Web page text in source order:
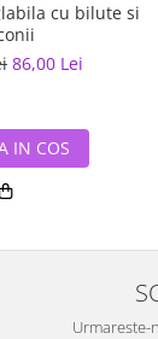
cu bilute si
86,00 Lei
IN COS
Urmareste-